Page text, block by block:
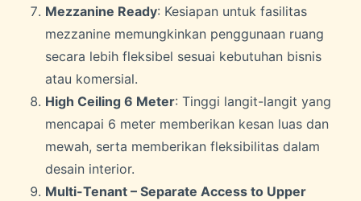
Mezzanine Ready: Kesiapan untuk fasilitas
mezzanine memungkinkan penggunaan ruang
secara lebih fleksibel sesuai kebutuhan bisnis
atau komersial.
High Ceiling 6 Meter: Tinggi langit-langit yang
mencapai 6 meter memberikan kesan luas dan
mewah, serta memberikan fleksibilitas dalam
desain interior.
Multi-Tenant – Separate Access to Upper